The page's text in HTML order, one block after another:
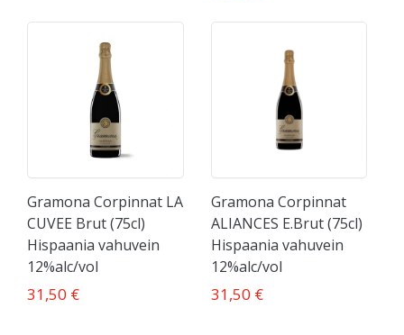
Gramona Corpinnat LA
CUVEE Brut (75cl)
Hispaania vahuvein
12%alc/vol
31,50 €
Gramona Corpinnat
ALIANCES E.Brut (75cl)
Hispaania vahuvein
12%alc/vol
31,50 €